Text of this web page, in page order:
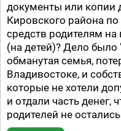
документы или копии
Кировского района
средств родителям на
(на детей)? Дело было
обманутая семья,
Владивостоке, и
которые не хотели
и отдали часть денег,
родителей не